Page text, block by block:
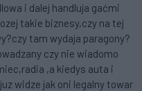
i dalej handluja gaćmi
takie biznesy,czy na tej
tam wydaja paragony?
czy nie wiadomo
,a kiedys auta i
widze jak oni legalny towar